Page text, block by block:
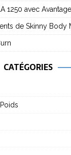
1250 avec
de Skinny Body
CATÉGORIES